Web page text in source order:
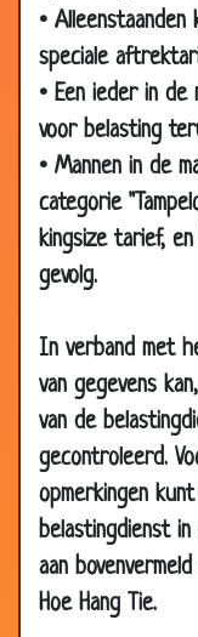
• Alleenstaanden
speciale
• Een ieder in de
voor belasting
• Mannen in de
categorie
kingsize tarief,
gevolg.
In verband met
van gegevens
van de
gecontroleerd.
opmerkingen
belastingdienst
aan
Hoe Hang Tie.
12 Dec
03 Dec
Huisbezoek
27 Nov
Goedkope
12 Nov
2014
De veteraan
12 Nov
2014
03 Nov
2014
Vast in de
03 Nov
2014
Les in 't
03 Nov
2014